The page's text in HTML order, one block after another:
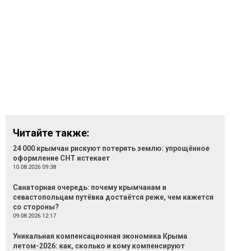
Читайте также:
24 000 крымчан рискуют потерять землю: упрощённое
оформление СНТ истекает
10.08.2026 09:38
Санаторная очередь: почему крымчанам и
севастопольцам путёвка достаётся реже, чем кажется
со стороны?
09.08.2026 12:17
Уникальная компенсационная экономика Крыма
летом-2026: как, сколько и кому компенсируют